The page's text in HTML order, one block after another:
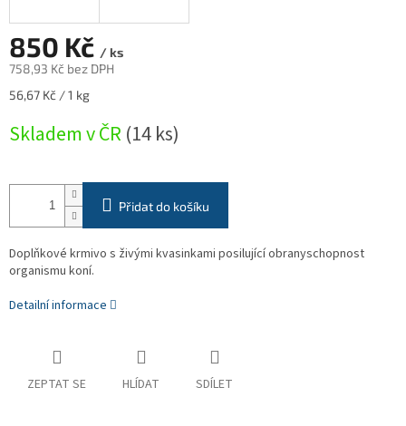
850 Kč / ks
758,93 Kč bez DPH
Měrná
56,67 Kč / 1 kg
Skladem v ČR (14 ks)
Přidat do košíku
Doplňkové krmivo s živými kvasinkami posilující obranyschopnost
organismu koní.
Detailní informace
ZEPTAT SE HLÍDAT SDÍLET